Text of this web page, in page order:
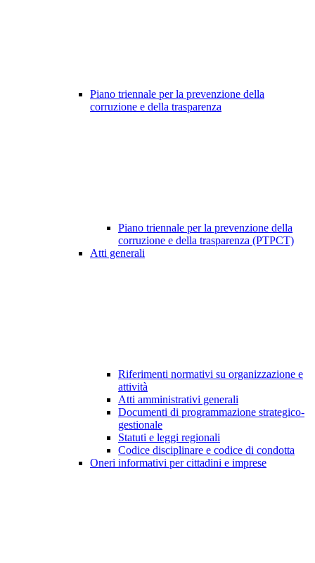
Piano triennale per la prevenzione della
corruzione e della trasparenza
Piano triennale per la prevenzione della
corruzione e della trasparenza (PTPCT)
Atti generali
Riferimenti normativi su organizzazione e
attività
Atti amministrativi generali
Documenti di programmazione strategico-
gestionale
Statuti e leggi regionali
Codice disciplinare e codice di condotta
Oneri informativi per cittadini e imprese